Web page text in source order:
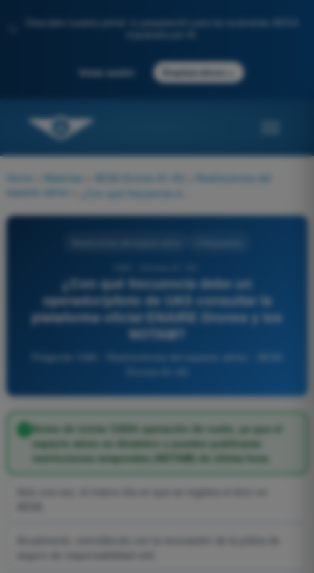
Descubre nuestro portal: tu preparación para los exámenes AESA
Iniciar sesión Empieza ahora
Home Materias AESA Drones A1-A3
Restricciones del
espacio aéreo
¿Con qué frecuencia debe un
operador/piloto de UAS consultar la
plataforma oficial ENAIRE Drones y los
NOTAM?
Pregunta 1080 - Restricciones del espacio aéreo - AESA
Antes de iniciar CADA operación de vuelo, ya que el
espacio aéreo es dinámico y pueden publicarse
restricciones temporales (NOTAM) de última hora.